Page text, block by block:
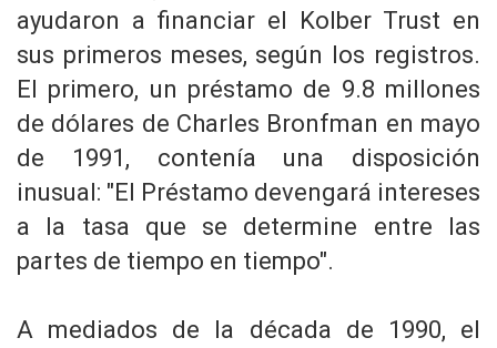
ayudaron a financiar el Kolber Trust en
sus primeros meses, según los registros.
El primero, un préstamo de 9.8 millones
de dólares de Charles Bronfman en mayo
de 1991, contenía una disposición
inusual: "El Préstamo devengará intereses
a la tasa que se determine entre las
partes de tiempo en tiempo".
A mediados de la década de 1990, el